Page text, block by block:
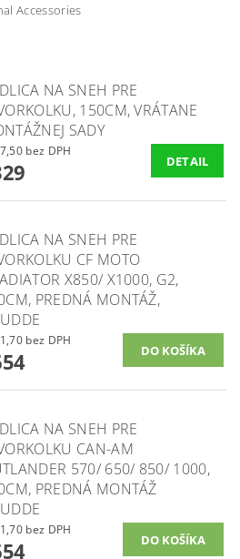
Accessories
NA SNEH PRE
150CM, VRÁTANE
SADY
€267,50 bez DPH
DETAIL
NA SNEH PRE
CF MOTO
X850/ X1000, G2,
PREDNÁ MONTÁŽ,
€531,70 bez DPH
NA SNEH PRE
CAN-AM
570/ 650/ 850/ 1000,
PREDNÁ MONTÁŽ
€531,70 bez DPH